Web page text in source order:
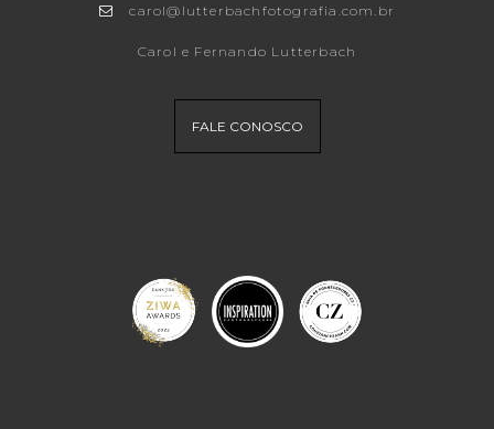
carol@lutterbachfotografia.com.br
Carol e Fernando Lutterbach
FALE CONOSCO